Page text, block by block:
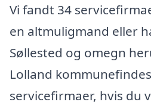
Vi fandt 34
en altmuligmand eller
Søllested og omegn
Lolland
servicefirmaer, hvis du